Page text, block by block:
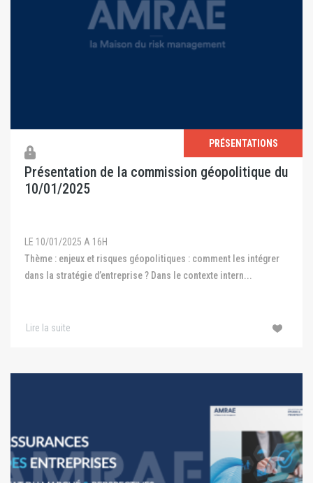
PRÉSENTATIONS
Présentation de la commission géopolitique du
10/01/2025
LE 10/01/2025 A 16H
Thème : enjeux et risques géopolitiques : comment les intégrer
dans la stratégie d’entreprise ? Dans le contexte intern...
Lire la suite